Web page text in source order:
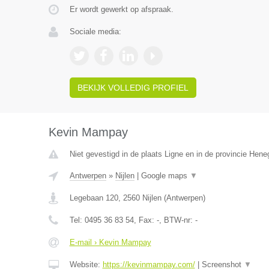
Er wordt gewerkt op afspraak.
Sociale media:
BEKIJK VOLLEDIG PROFIEL
Kevin Mampay
Niet gevestigd in de plaats Ligne en in de provincie
Antwerpen» Nijlen| Google maps ▼
Legebaan 120, 2560 Nijlen(Antwerpen)
Tel: 0495 36 83 54, Fax: -, BTW-nr: -
E-mail › Kevin Mampay
Website: https://kevinmampay.com/| Screenshot ▼